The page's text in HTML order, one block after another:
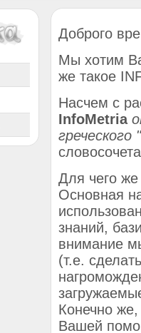
Доброго
Мы хотим
же такое
Насчем с
InfoMetria
Для чего же
Основная
знаний,
внимание
(т.е.
Конечно
Вашей